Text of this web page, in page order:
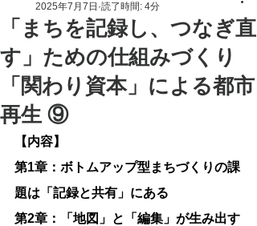
「まちを記録し、つなぎ直
す」ための仕組みづくり
「関わり資本」による都市
再生 ⑨
2025年7月7日 読了時間: 4分
【内容】
第1章：ボトムアップ型まちづくりの課
題は「記録と共有」にある
第2章：「地図」と「編集」が生み出す